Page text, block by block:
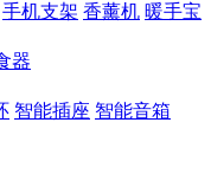
手机支架 香薰机 暖手宝
器
智能插座 智能音箱